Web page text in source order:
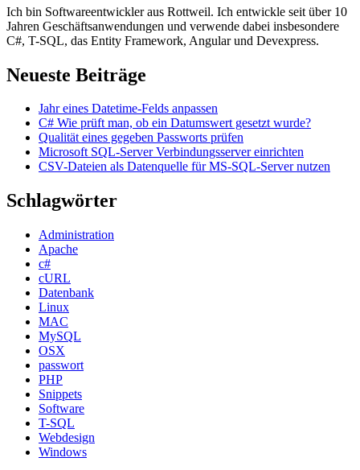
Ich bin Softwareentwickler aus Rottweil. Ich entwickle seit über 10
Jahren Geschäftsanwendungen und verwende dabei insbesondere
C#, T-SQL, das Entity Framework, Angular und Devexpress.
Neueste Beiträge
Jahr eines Datetime-Felds anpassen
C# Wie prüft man, ob ein Datumswert gesetzt wurde?
Qualität eines gegeben Passworts prüfen
Microsoft SQL-Server Verbindungsserver einrichten
CSV-Dateien als Datenquelle für MS-SQL-Server nutzen
Schlagwörter
Administration
Apache
c#
cURL
Datenbank
Linux
MAC
MySQL
OSX
passwort
PHP
Snippets
Software
T-SQL
Webdesign
Windows